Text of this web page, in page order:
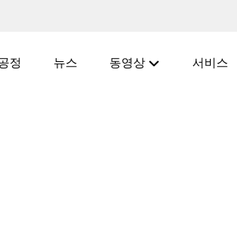
정 뉴스 동영상 서비스